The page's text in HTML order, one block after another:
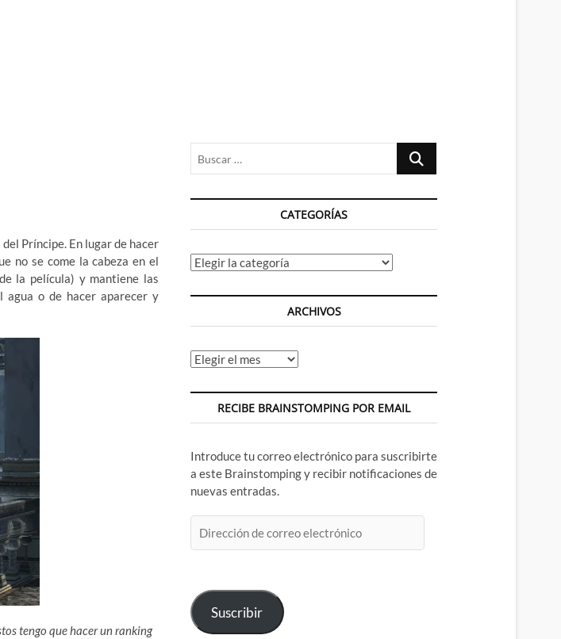
Príncipe. En lugar de hacer
no se come la cabeza en el
la película) y mantiene las
agua o de hacer aparecer y
tengo que hacer un ranking
Buscar
CATEGORÍAS
Categorías
ARCHIVOS
Archivos
RECIBE BRAINSTOMPING POR EMAIL
Introduce tu correo electrónico para suscribirte
a este Brainstomping y recibir notificaciones de
nuevas entradas.
de
Suscribir